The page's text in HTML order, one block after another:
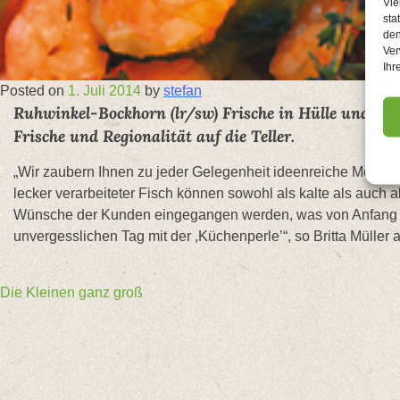
Posted on 1. Juli 2014by stefan
Ruhwinkel-Bockhorn (lr/sw) Frische in Hülle und
Frische und Regionalität auf die Teller.
„Wir zaubern Ihnen zu jeder Gelegenheit ideenreiche
lecker verarbeiteter Fisch können sowohl als kalte als auch
Wünsche der Kunden eingegangen werden, was von
unvergesslichen Tag mit der ,Küchenperle’“, so Britta Müller
Beitragsnavigation
Die Kleinen ganz groß